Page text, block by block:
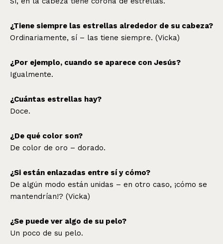
¿Tiene siempre las estrellas alrededor de su cabeza?
Ordinariamente, sí – las tiene siempre. (Vicka)
¿Por ejemplo, cuando se aparece con Jesús?
Igualmente.
¿Cuántas estrellas hay?
Doce.
¿De qué color son?
De color de oro – dorado.
¿Si están enlazadas entre sí y cómo?
De algún modo están unidas – en otro caso, ¡cómo se
mantendrían!? (Vicka)
¿Se puede ver algo de su pelo?
Un poco de su pelo.